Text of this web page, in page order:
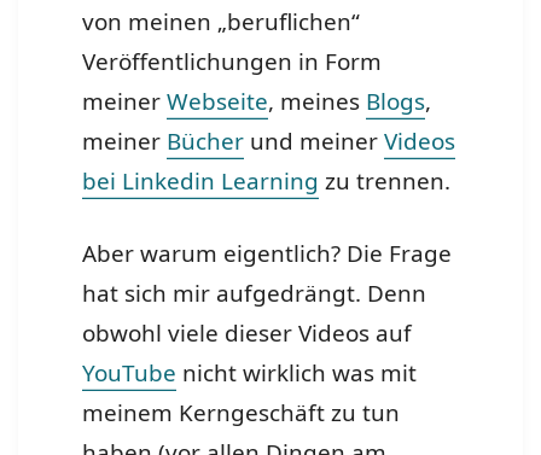
von meinen „beruflichen“
Veröffentlichungen in Form
meinerWebseite, meines Blogs,
meiner Bücher und meinerVideos
bei Linkedin Learning zu trennen.
Aber warum eigentlich? Die Frage
hat sich mir aufgedrängt. Denn
obwohl viele dieser Videos auf
YouTube nicht wirklich was mit
meinem Kerngeschäft zu tun